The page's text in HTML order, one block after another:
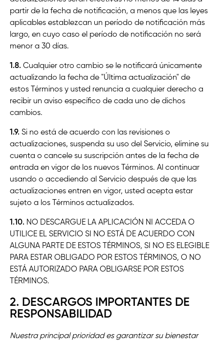
partir de la fecha de notificación, a menos que las leyes
aplicables establezcan un período de notificación más
largo, en cuyo caso el período de notificación no será
menor a 30 días.
1.8. Cualquier otro cambio se le notificará únicamente
actualizando la fecha de "Última actualización" de
estos Términos y usted renuncia a cualquier derecho a
recibir un aviso específico de cada uno de dichos
cambios.
1.9. Si no está de acuerdo con las revisiones o
actualizaciones, suspenda su uso del Servicio, elimine su
cuenta o cancele su suscripción antes de la fecha de
entrada en vigor de los nuevos Términos. Al continuar
usando o accediendo al Servicio después de que las
actualizaciones entren en vigor, usted acepta estar
sujeto a los Términos actualizados.
1.10. NO DESCARGUE LA APLICACIÓN NI ACCEDA O
UTILICE EL SERVICIO SI NO ESTÁ DE ACUERDO CON
ALGUNA PARTE DE ESTOS TÉRMINOS, SI NO ES ELEGIBLE
PARA ESTAR OBLIGADO POR ESTOS TÉRMINOS, O NO
ESTÁ AUTORIZADO PARA OBLIGARSE POR ESTOS
TÉRMINOS.
2. DESCARGOS IMPORTANTES DE
RESPONSABILIDAD
Nuestra principal prioridad es garantizar su bienestar